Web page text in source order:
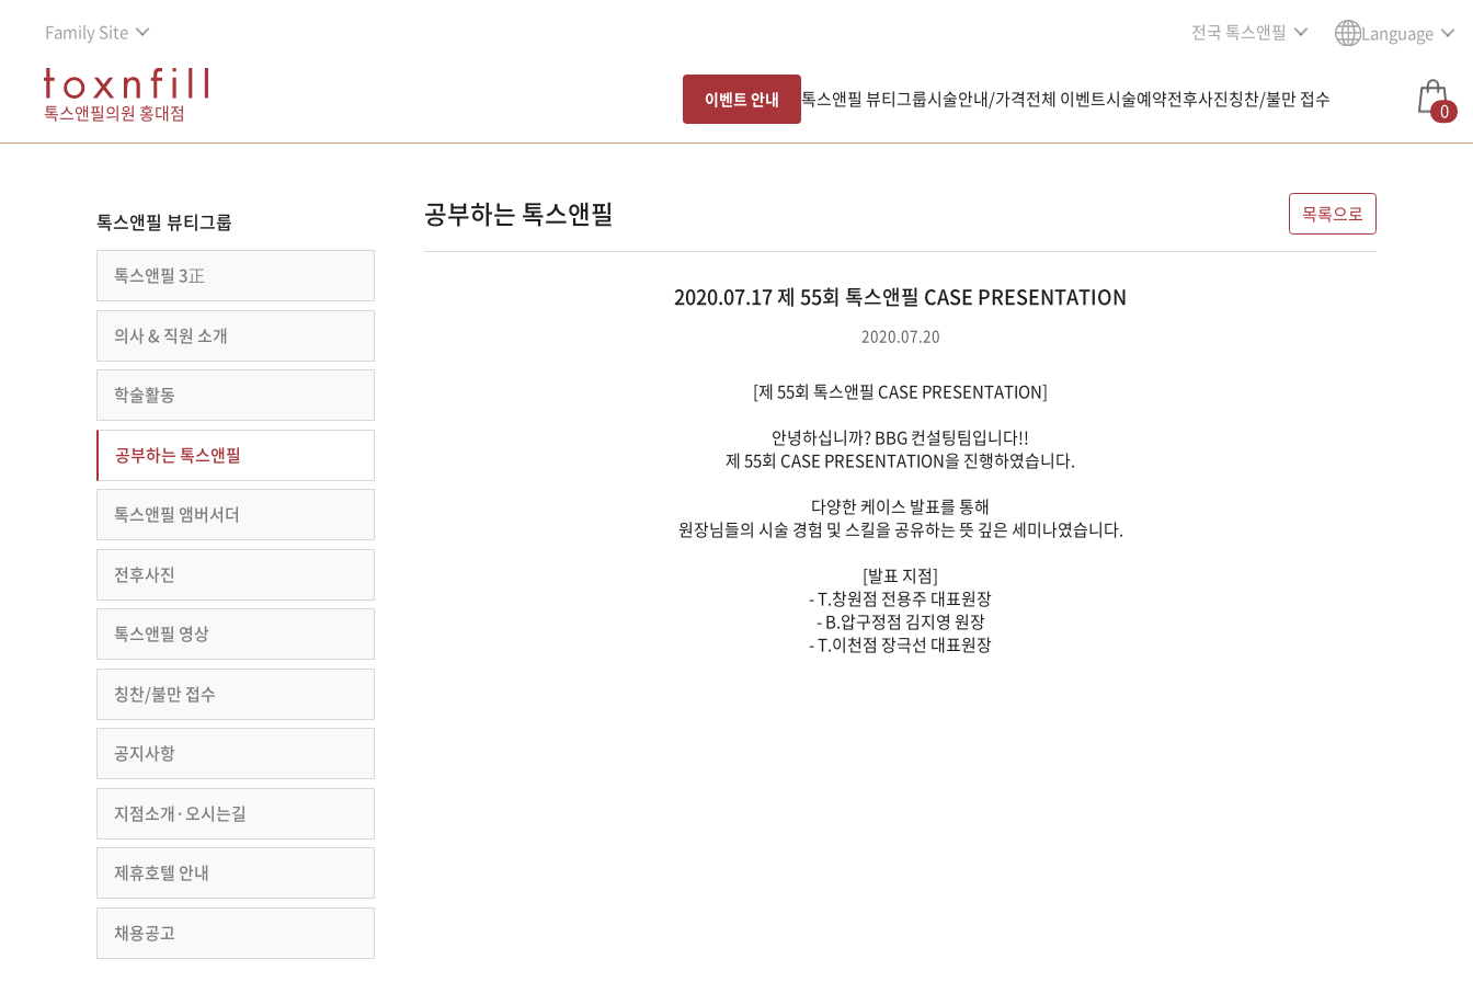
Family Site 전국 톡스앤필 Language
톡스앤필의원 홍대점
이벤트 안내 톡스앤필 뷰티그룹시술안내/가격전체 이벤트시술예약전후사진칭찬/불만 접수 0
톡스앤필 뷰티그룹
톡스앤필 3正
의사 & 직원 소개
학술활동
공부하는 톡스앤필
톡스앤필 앰버서더
전후사진
톡스앤필 영상
칭찬/불만 접수
공지사항
지점소개·오시는길
제휴호텔 안내
채용공고
공부하는 톡스앤필 목록으로
2020.07.17 제 55회 톡스앤필 CASE PRESENTATION
2020.07.20
[제 55회 톡스앤필 CASE PRESENTATION]
안녕하십니까? BBG 컨설팅팀입니다!!
제 55회 CASE PRESENTATION을 진행하였습니다.
다양한 케이스 발표를 통해
원장님들의 시술 경험 및 스킬을 공유하는 뜻 깊은 세미나였습니다.
[발표 지점]
- T.창원점 전용주 대표원장
- B.압구정점 김지영 원장
- T.이천점 장극선 대표원장